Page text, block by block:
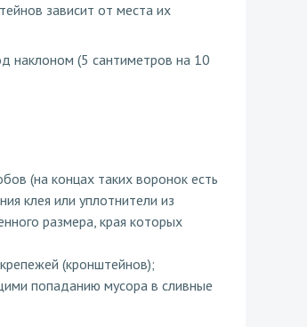
зависит от места их
наклоном (5 сантиметров на 10
(на концах таких воронок есть
клея или уплотнители из
размера, края которых
(кронштейнов);
попаданию мусора в сливные